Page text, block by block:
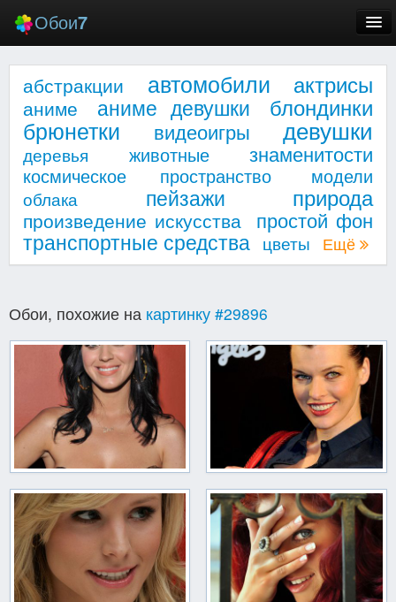
Обои7
Новые
Лучшие
Случайные
Заставки
Еще
Вход
абстракции автомобили актрисы
аниме аниме девушки блондинки
брюнетки видеоигры девушки
деревья животные знаменитости
космическое пространство модели
облака пейзажи природа
произведение искусства простой фон
транспортные средства цветы Ещё
Обои, похожие на картинку #29896